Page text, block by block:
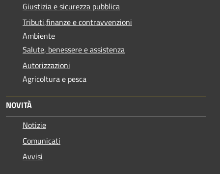
Giustizia e sicurezza pubblica
Tributi,finanze e contravvenzioni
Ambiente
Salute, benessere e assistenza
Autorizzazioni
Agricoltura e pesca
NOVITÀ
Notizie
Comunicati
Avvisi